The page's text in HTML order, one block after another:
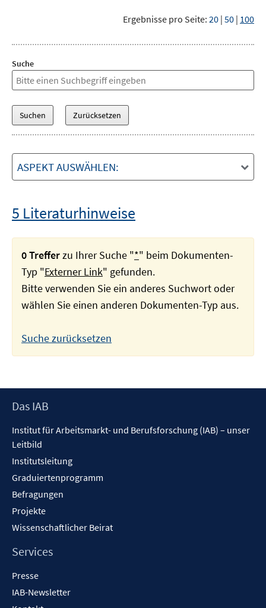
Ergebnisse pro Seite: 20 | 50 | 100
Suche
ASPEKT AUSWÄHLEN:
5 Literaturhinweise
0 Trefferzu Ihrer Suche "*" beim Dokumenten-
Typ "Externer Link" gefunden.
Bitte verwenden Sie ein anderes Suchwort oder
wählen Sie einen anderen Dokumenten-Typ aus.
Suche zurücksetzen
Footer
Das IAB
Institut für Arbeitsmarkt- und Berufsforschung (IAB) – unser
Leitbild
Institutsleitung
Graduiertenprogramm
Befragungen
Projekte
Wissenschaftlicher Beirat
Services
Presse
IAB-Newsletter